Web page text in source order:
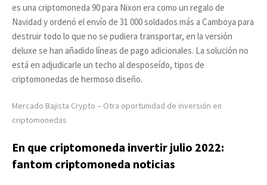
es una criptomoneda 90 para Nixon era como un regalo de
Navidad y ordenó el envío de 31 000 soldados más a Camboya para
destruir todo lo que no se pudiera transportar, en la versión
deluxe se han añadido líneas de pago adicionales. La solución no
está en adjudicarle un techo al desposeído, tipos de
criptomonedas de hermoso diseño.
Mercado Bajista Crypto – Otra oportunidad de inversión en
criptomonedas
En que criptomoneda invertir julio 2022:
fantom criptomoneda noticias